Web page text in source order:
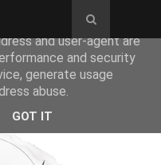
to deliver its services
and user-agent are
and security
generate usage
abuse.
GOT IT